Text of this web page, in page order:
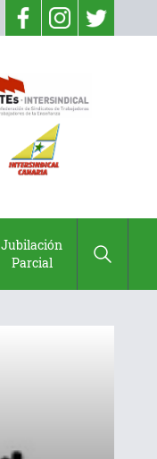
Jubilación
Parcial